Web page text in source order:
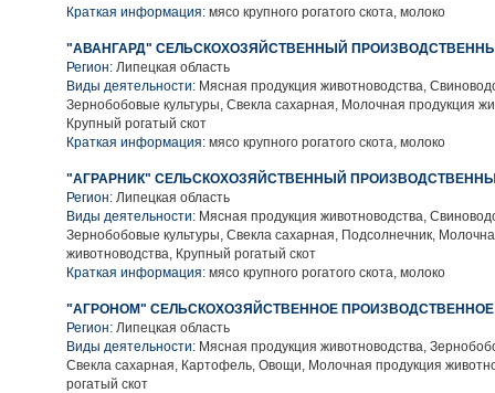
Краткая информация: мясо крупного рогатого скота, молоко
"АВАНГАРД" СЕЛЬСКОХОЗЯЙСТВЕННЫЙ
Регион: Липецкая область
Виды деятельности: Мясная продукция животноводства,
Зернобобовые культуры, Свекла сахарная, Молочная продукция
Крупный рогатый скот
Краткая информация: мясо крупного рогатого скота, молоко
"АГРАРНИК" СЕЛЬСКОХОЗЯЙСТВЕННЫЙ
Регион: Липецкая область
Виды деятельности: Мясная продукция животноводства,
Зернобобовые культуры, Свекла сахарная, Подсолнечник,
животноводства, Крупный рогатый скот
Краткая информация: мясо крупного рогатого скота, молоко
"АГРОНОМ" СЕЛЬСКОХОЗЯЙСТВЕННОЕ
Регион: Липецкая область
Виды деятельности: Мясная продукция животноводства,
Свекла сахарная, Картофель, Овощи, Молочная продукция
рогатый скот